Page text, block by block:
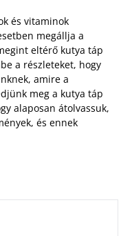
és vitaminok
megállja a
eltérő kutya táp
a részleteket, hogy
amire a
meg a kutya táp
alaposan átolvassuk,
és ennek